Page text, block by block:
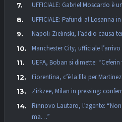
UFFICIALE: Gabriel Moscardo è
UFFICIALE: Pafundi al Losanna
Napoli-Zielinski, l’addio causa
Manchester City, ufficiale
UEFA, Boban si dimette:
Fiorentina, c’è la fila per
Zirkzee, Milan in pressing:
Rinnovo Lautaro, l’agente: “Non
ma…”